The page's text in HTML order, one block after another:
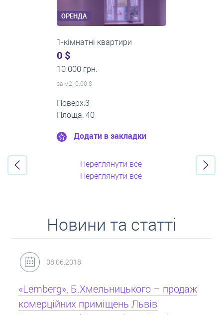
ОРЕНДА
2-кімнатні квартири
0 $
16 000 грн.
за м2: 0.00 $
Поверх:11
Площа: 55
Додати в закладки
Переглянути все
Переглянути все
Новини та статті
31.05.2018
Кредит під заставу нерухомості: іпотека
Іпотека на квартиру – кредит на житло під